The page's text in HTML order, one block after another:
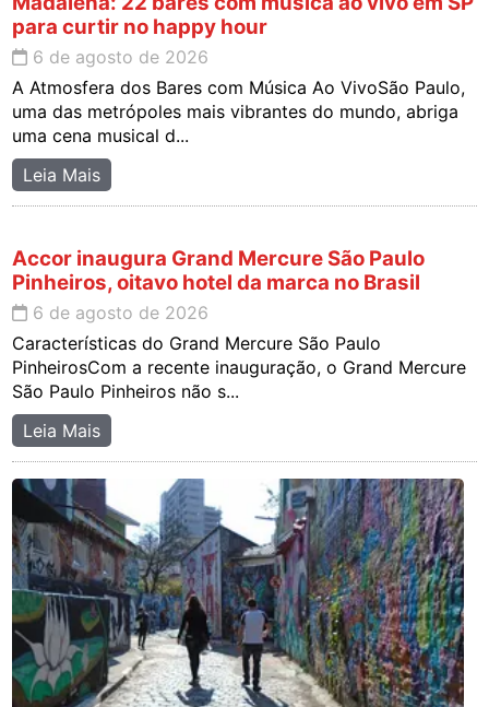
para curtir no happy hour
6 de agosto de 2026
A Atmosfera dos Bares com Música Ao VivoSão Paulo,
uma das metrópoles mais vibrantes do mundo, abriga
uma cena musical d...
Leia Mais
Accor inaugura Grand Mercure São Paulo
Pinheiros, oitavo hotel da marca no Brasil
6 de agosto de 2026
Características do Grand Mercure São Paulo
PinheirosCom a recente inauguração, o Grand Mercure
São Paulo Pinheiros não s...
Leia Mais